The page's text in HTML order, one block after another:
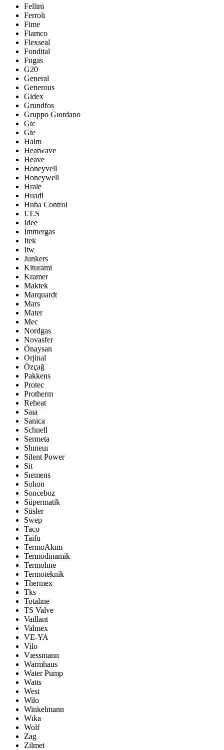
Fellini
Ferrolı
Fime
Flamco
Flexseal
Fondital
Fugas
G20
General
Generous
Gidex
Grundfos
Gruppo Gıordano
Gtc
Gte
Halm
Heatwave
Heave
Honeyvell
Honeywell
Hrale
Huadi
Huba Control
I.T.S
Idee
İmmergas
Itek
Itw
Junkers
Kiturami
Kramer
Maktek
Marquardt
Mars
Mater
Mec
Nordgas
Novasfer
Önaysan
Orjinal
Özçağ
Pakkens
Protec
Protherm
Reheat
Saıa
Sanica
Schnell
Sermeta
Shıneuı
Silent Power
Sit
Sıemens
Sohon
Sonceboz
Süpermatik
Süsler
Swep
Taco
Taifu
TermoAkım
Termodinamik
Termolıne
Termoteknik
Thermex
Tks
Totalıne
TS Valve
Vaıllant
Valmex
VE-YA
Vilo
Vıessmann
Warmhaus
Water Pump
Watts
West
Wilo
Winkelmann
Wıka
Wolf
Zag
Zilmet